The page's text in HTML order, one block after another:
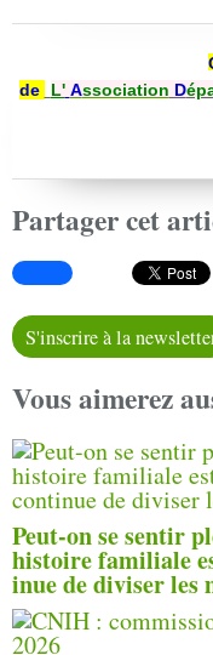
de
L' Association D
Partager cet
S'inscrire à la
Vous aimerez
Peut-on se sentir
histoire familiale
inue de diviser les